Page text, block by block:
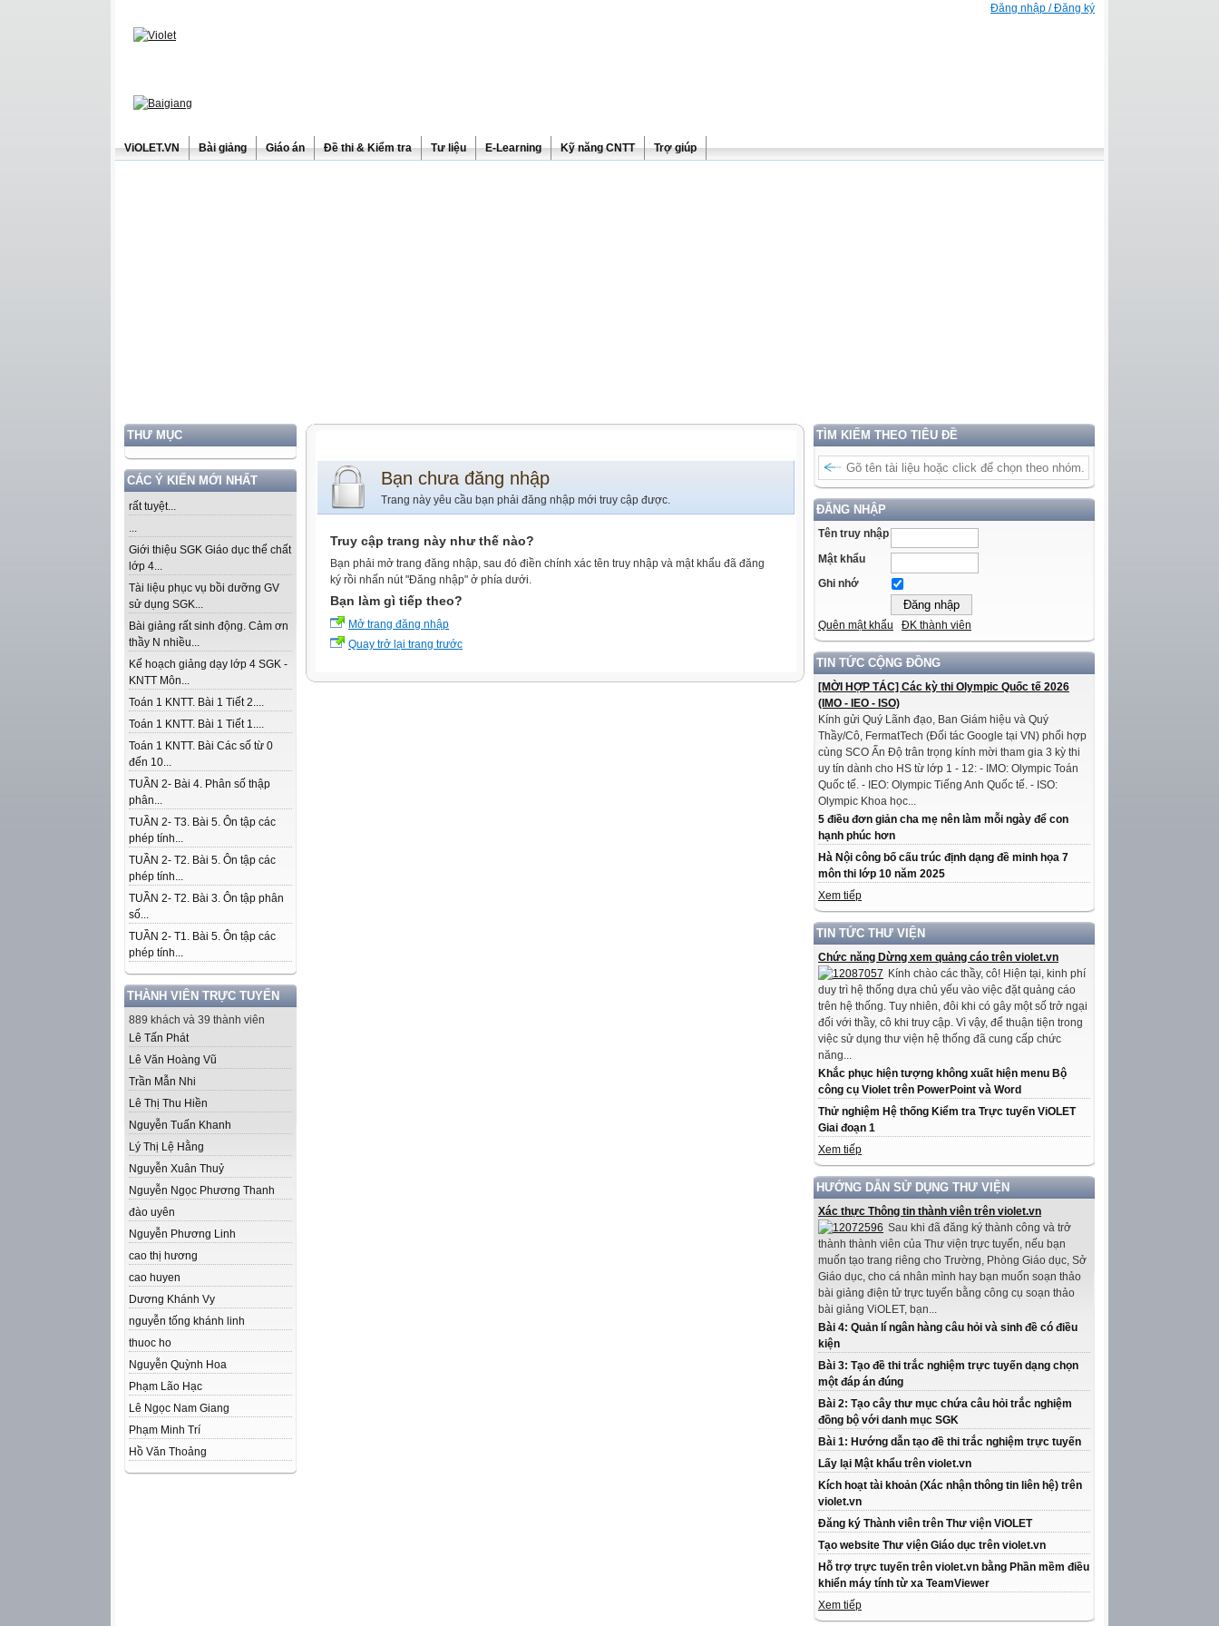
Đăng nhập / Đăng ký
ViOLET.VN Bài giảng Giáo án Đề thi & Kiểm tra Tư liệu E-Learning Kỹ năng CNTT Trợ giúp
THƯ MỤC
CÁC Ý KIẾN MỚI NHẤT
rất tuyệt...
...
Giới thiệu SGK Giáo dục thể chất
lớp 4...
Tài liệu phục vụ bồi dưỡng GV
sử dụng SGK...
Bài giảng rất sinh động. Cảm ơn
thầy N nhiều...
Kế hoạch giảng dạy lớp 4 SGK -
KNTT Môn...
Toán 1 KNTT. Bài 1 Tiết 2....
Toán 1 KNTT. Bài 1 Tiết 1....
Toán 1 KNTT. Bài Các số từ 0
đến 10...
TUẦN 2- Bài 4. Phân số thập
phân...
TUẦN 2- T3. Bài 5. Ôn tập các
phép tính...
TUẦN 2- T2. Bài 5. Ôn tập các
phép tính...
TUẦN 2- T2. Bài 3. Ôn tập phân
số...
TUẦN 2- T1. Bài 5. Ôn tập các
phép tính...
THÀNH VIÊN TRỰC TUYẾN
889 khách và 39 thành viên
Lê Tấn Phát
Lê Văn Hoàng Vũ
Trần Mẫn Nhi
Lê Thị Thu Hiền
Nguyễn Tuấn Khanh
Lý Thị Lệ Hằng
Nguyễn Xuân Thuỷ
Nguyễn Ngọc Phương Thanh
đào uyên
Nguyễn Phương Linh
cao thị hương
cao huyen
Dương Khánh Vy
nguyễn tống khánh linh
thuoc ho
Nguyễn Quỳnh Hoa
Phạm Lão Hạc
Lê Ngọc Nam Giang
Phạm Minh Trí
Hồ Văn Thoảng
TÌM KIẾM THEO TIÊU ĐỀ
ĐĂNG NHẬP
Tên truy nhập
Mật khẩu
Ghi nhớ
Quên mật khẩu ĐK thành viên
TIN TỨC CỘNG ĐỒNG
[MỜI HỢP TÁC] Các kỳ thi Olympic Quốc tế 2026
(IMO - IEO - ISO)
Kính gửi Quý Lãnh đạo, Ban Giám hiệu và Quý
Thầy/Cô, FermatTech (Đối tác Google tại VN) phối hợp
cùng SCO Ấn Độ trân trọng kính mời tham gia 3 kỳ thi
uy tín dành cho HS từ lớp 1 - 12: - IMO: Olympic Toán
Quốc tế. - IEO: Olympic Tiếng Anh Quốc tế. - ISO:
Olympic Khoa học...
5 điều đơn giản cha mẹ nên làm mỗi ngày để con
hạnh phúc hơn
Hà Nội công bố cấu trúc định dạng đề minh họa 7
môn thi lớp 10 năm 2025
Xem tiếp
TIN TỨC THƯ VIỆN
Chức năng Dừng xem quảng cáo trên violet.vn
Kính chào các thầy, cô! Hiện tại, kinh phí
duy trì hệ thống dựa chủ yếu vào việc đặt quảng cáo
trên hệ thống. Tuy nhiên, đôi khi có gây một số trở ngại
đối với thầy, cô khi truy cập. Vì vậy, để thuận tiện trong
việc sử dụng thư viện hệ thống đã cung cấp chức
năng...
Khắc phục hiện tượng không xuất hiện menu Bộ
công cụ Violet trên PowerPoint và Word
Thử nghiệm Hệ thống Kiểm tra Trực tuyến ViOLET
Giai đoạn 1
Xem tiếp
HƯỚNG DẪN SỬ DỤNG THƯ VIỆN
Xác thực Thông tin thành viên trên violet.vn
Sau khi đã đăng ký thành công và trở
thành thành viên của Thư viện trực tuyến, nếu bạn
muốn tạo trang riêng cho Trường, Phòng Giáo dục, Sở
Giáo dục, cho cá nhân mình hay bạn muốn soạn thảo
bài giảng điện tử trực tuyến bằng công cụ soạn thảo
bài giảng ViOLET, bạn...
Bài 4: Quản lí ngân hàng câu hỏi và sinh đề có điều
kiện
Bài 3: Tạo đề thi trắc nghiệm trực tuyến dạng chọn
một đáp án đúng
Bài 2: Tạo cây thư mục chứa câu hỏi trắc nghiệm
đồng bộ với danh mục SGK
Bài 1: Hướng dẫn tạo đề thi trắc nghiệm trực tuyến
Lấy lại Mật khẩu trên violet.vn
Kích hoạt tài khoản (Xác nhận thông tin liên hệ) trên
violet.vn
Đăng ký Thành viên trên Thư viện ViOLET
Tạo website Thư viện Giáo dục trên violet.vn
Hỗ trợ trực tuyến trên violet.vn bằng Phần mềm điều
khiển máy tính từ xa TeamViewer
Xem tiếp
Bạn chưa đăng nhập
Trang này yêu cầu bạn phải đăng nhập mới truy cập được.
Truy cập trang này như thế nào?
Bạn phải mở trang đăng nhập, sau đó điền chính xác tên truy nhập và mật khẩu đã đăng
ký rồi nhấn nút "Đăng nhập" ở phía dưới.
Bạn làm gì tiếp theo?
Mở trang đăng nhập
Quay trở lại trang trước